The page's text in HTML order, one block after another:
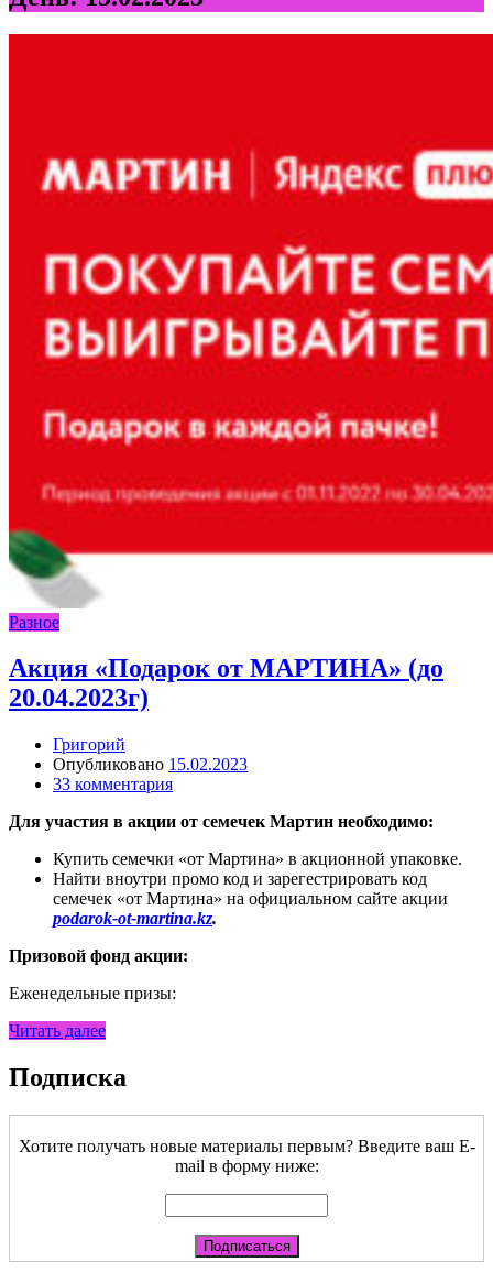
Разное
Акция «Подарок от МАРТИНА» (до
20.04.2023г)
Григорий
Опубликовано 15.02.2023
33 комментария
Для участия в акции от семечек Мартин необходимо:
Купить семечки «от Мартина» в акционной упаковке.
Найти вноутри промо код и зарегестрировать код
семечек «от Мартина» на официальном сайте акции
podarok-ot-martina.kz.
Призовой фонд акции:
Еженедельные призы:
Читать далее
Подписка
Хотите получать новые материалы первым? Введите ваш E-
mail в форму ниже: